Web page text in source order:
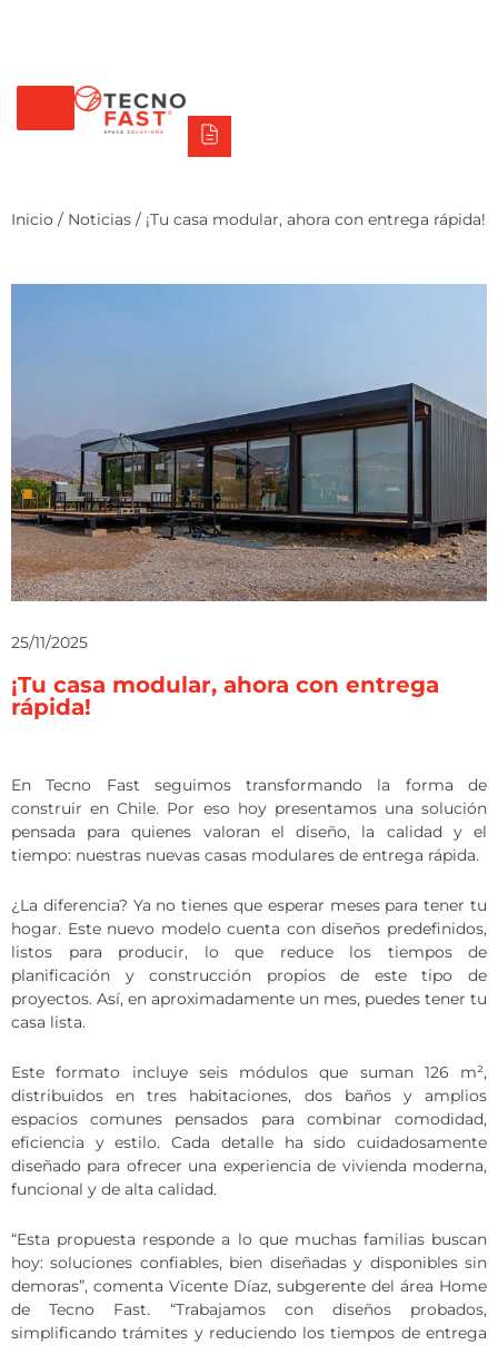
Inicio / Noticias / ¡Tu casa modular, ahora con entrega rápida!
25/11/2025
¡Tu casa modular, ahora con entrega
rápida!
En Tecno Fast seguimos transformando la forma de
construir en Chile. Por eso hoy presentamos una solución
pensada para quienes valoran el diseño, la calidad y el
tiempo: nuestras nuevas casas modulares de entrega rápida.
¿La diferencia? Ya no tienes que esperar meses para tener tu
hogar. Este nuevo modelo cuenta con diseños predefinidos,
listos para producir, lo que reduce los tiempos de
planificación y construcción propios de este tipo de
proyectos. Así, en aproximadamente un mes, puedes tener tu
casa lista.
Este formato incluye seis módulos que suman 126 m²,
distribuidos en tres habitaciones, dos baños y amplios
espacios comunes pensados para combinar comodidad,
eficiencia y estilo. Cada detalle ha sido cuidadosamente
diseñado para ofrecer una experiencia de vivienda moderna,
funcional y de alta calidad.
“Esta propuesta responde a lo que muchas familias buscan
hoy: soluciones confiables, bien diseñadas y disponibles sin
demoras”, comenta Vicente Díaz, subgerente del área Home
de Tecno Fast. “Trabajamos con diseños probados,
simplificando trámites y reduciendo los tiempos de entrega